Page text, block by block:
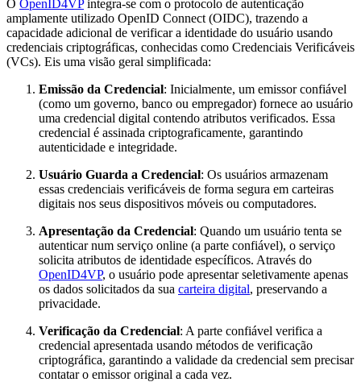
O OpenID4VPintegra-se com o protocolo de autenticação
amplamente utilizado OpenID Connect (OIDC), trazendo a
capacidade adicional de verificar a identidade do usuário usando
credenciais criptográficas, conhecidas como Credenciais Verificáveis
(VCs). Eis uma visão geral simplificada:
Emissão da Credencial: Inicialmente, um emissor confiável
(como um governo, banco ou empregador) fornece ao usuário
uma credencial digital contendo atributos verificados. Essa
credencial é assinada criptograficamente, garantindo
autenticidade e integridade.
Usuário Guarda a Credencial: Os usuários armazenam
essas credenciais verificáveis de forma segura em carteiras
digitais nos seus dispositivos móveis ou computadores.
Apresentação da Credencial: Quando um usuário tenta se
autenticar num serviço online (a parte confiável), o serviço
solicita atributos de identidade específicos. Através do
OpenID4VP, o usuário pode apresentar seletivamente apenas
os dados solicitados da sua carteira digital, preservando a
privacidade.
Verificação da Credencial: A parte confiável verifica a
credencial apresentada usando métodos de verificação
criptográfica, garantindo a validade da credencial sem precisar
contatar o emissor original a cada vez.